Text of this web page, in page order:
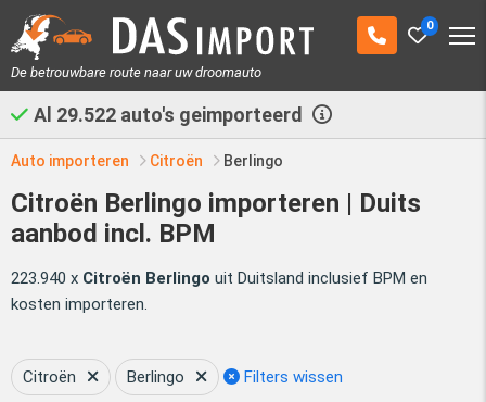
0
De betrouwbare route naar uw droomauto
Al 29.522 auto's geimporteerd
Auto importeren Citroën Berlingo
Citroën Berlingo importeren | Duits
aanbod incl. BPM
223.940 x Citroën Berlingo uit Duitsland inclusief BPM en
kosten importeren.
Citroën Berlingo Filters wissen